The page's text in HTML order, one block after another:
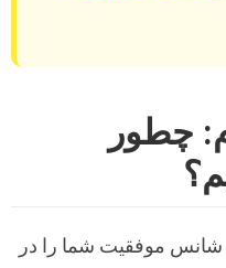
چطور
شانس موفقیت شما را در